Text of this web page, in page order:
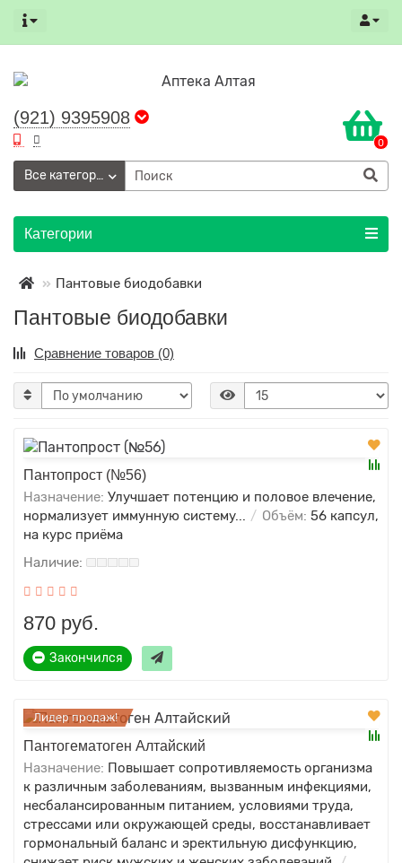
(921) 9395908
0
Все категории
Категории
Пантовые биодобавки
Пантовые биодобавки
Сравнение товаров (0)
Пантопрост (№56)
Назначение: Улучшает потенцию и половое влечение,
нормализует иммунную систему...
Объём: 56 капсул,
на курс приёма
870 руб.
Закончился
Лидер продаж!
Пантогематоген Алтайский
Назначение: Повышает сопротивляемость организма
к различным заболеваниям, вызванным инфекциями,
несбалансированным питанием, условиями труда,
стрессами или окружающей среды, восстанавливает
гормональный баланс и эректильную дисфункцию,